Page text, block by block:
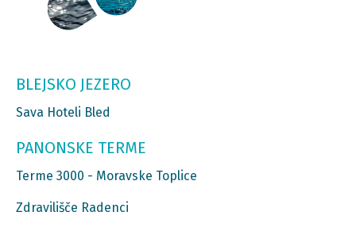
BLEJSKO JEZERO
Sava Hoteli Bled
PANONSKE TERME
Terme 3000 - Moravske Toplice
Zdravilišče Radenci